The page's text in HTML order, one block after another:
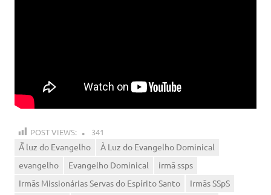
POST VIEWS: 341
À luz do Evangelho
À Luz do Evangelho Dominical
evangelho
Evangelho Dominical
irmã ssps
Irmãs Missionárias Servas do Espírito Santo
Irmãs SSpS